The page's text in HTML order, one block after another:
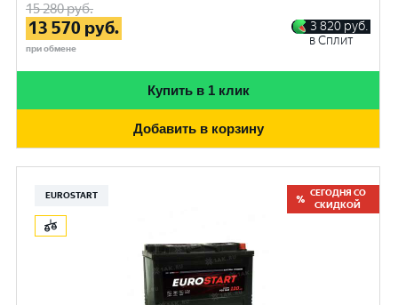
15 280руб.
13 570 руб.
при обмене
3 820 руб.
в Сплит
Купить в 1 клик
Добавить в корзину
EUROSTART
СЕГОДНЯ СО
СКИДКОЙ